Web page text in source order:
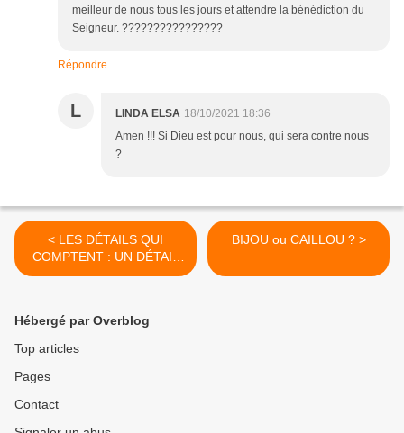
meilleur de nous tous les jours et attendre la bénédiction du
Seigneur. ????????????????
Répondre
L LINDA ELSA 18/10/2021 18:36
Amen !!! Si Dieu est pour nous, qui sera contre nous
?
< LES DÉTAILS QUI
COMPTENT : UN DÉTAIL
QUI FAIT TOUTE LA
BIJOU ou CAILLOU ? >
Hébergé par Overblog
Top articles
Pages
Contact